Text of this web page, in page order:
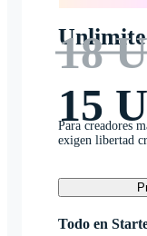
18
15
Para creadores
exigen libertad
Todo en